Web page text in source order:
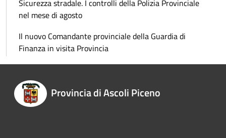
Sicurezza stradale. I controlli della Polizia Provinciale
nel mese di agosto
Il nuovo Comandante provinciale della Guardia di
Finanza in visita Provincia
Provincia di Ascoli Piceno